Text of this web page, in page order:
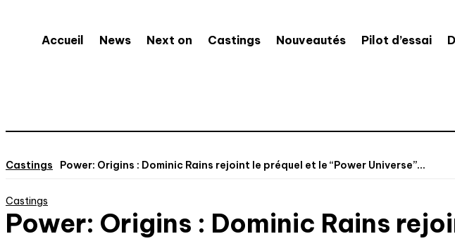
Accueil News Next on Castings Nouveautés Pilot d’essai
Castings Power: Origins : Dominic Rains rejoint le préquel et le “Power Universe”...
Castings
Power: Origins : Dominic Rains